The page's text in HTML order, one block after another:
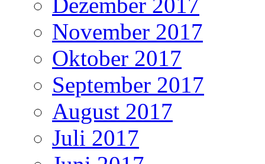
November 2017
Oktober 2017
September 2017
August 2017
Juli 2017